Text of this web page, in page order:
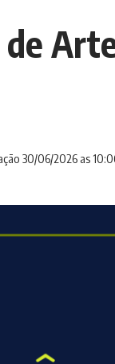
30/06/2026 as